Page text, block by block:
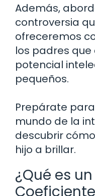
Además,
controversia
ofreceremos
los padres
potencial
pequeños.
Prepárate
mundo de la
descubrir
hijo a brillar.
¿Qué es